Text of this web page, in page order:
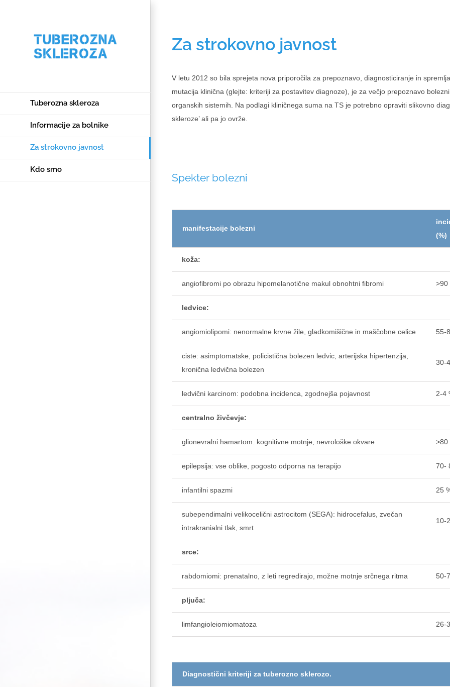
Tuberozna skleroza
Informacije za bolnike
Za strokovno javnost
Kdo smo
Za strokovno javnost
V letu 2012 so bila sprejeta nova priporočila za prepoznavo, diagnosticiranje in
mutacija klinična (glejte: kriteriji za postavitev diagnoze), je za večjo prepoznavo
organskih sistemih. Na podlagi kliničnega suma na TS je potrebno opraviti slikovno
skleroze’ ali pa jo ovrže.
Spekter bolezni
manifestacije bolezni
(%)
koža:
angiofibromi po obrazu hipomelanotične makul obnohtni fibromi >90
ledvice:
angiomiolipomi: nenormalne krvne žile, gladkomišične in maščobne celice 55-
ciste: asimptomatske, policistična bolezen ledvic, arterijska hipertenzija,
kronična ledvična bolezen
30-
ledvični karcinom: podobna incidenca, zgodnejša pojavnost 2-4
centralno živčevje:
glionevralni hamartom: kognitivne motnje, nevrološke okvare >80
epilepsija: vse oblike, pogosto odporna na terapijo 70-
infantilni spazmi 25
subependimalni velikocelični astrocitom (SEGA): hidrocefalus, zvečan
intrakranialni tlak, smrt
10-
srce:
rabdomiomi: prenatalno, z leti regredirajo, možne motnje srčnega ritma 50-
pljuča:
limfangioleiomiomatoza 26-
Diagnostični kriteriji za tuberozno sklerozo.